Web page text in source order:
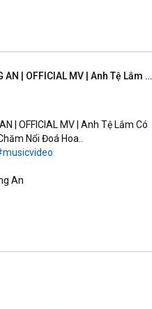
ĐỪNG NHƯ TÔI - HỒ PHONG AN | OFFICIAL MV | Anh Tệ Lắm Có Phải Vậy Không Chẳng Thể Chăm Nổi Đoá Hoa..
| OFFICIAL MV | Anh Tệ Lắm Có
An
Đinh Hoàng Quốc